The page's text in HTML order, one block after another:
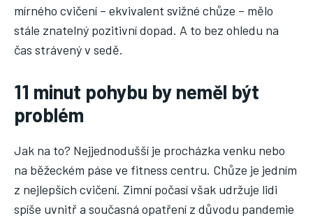
mírného cvičení – ekvivalent svižné chůze – mělo
stále znatelný pozitivní dopad. A to bez ohledu na
čas strávený v sedě.
11 minut pohybu by neměl být
problém
Jak na to? Nejjednodušší je procházka venku nebo
na běžeckém páse ve fitness centru. Chůze je jedním
z nejlepších cvičení. Zimní počasí však udržuje lidi
spíše uvnitř a současná opatření z důvodu pandemie